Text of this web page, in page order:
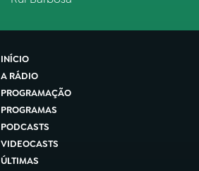
INÍCIO
A RÁDIO
PROGRAMAÇÃO
PROGRAMAS
PODCASTS
VIDEOCASTS
ÚLTIMAS